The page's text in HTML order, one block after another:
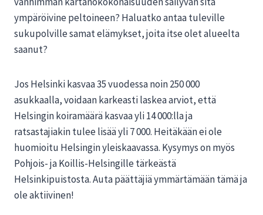
ympäröivine peltoineen? Haluatko antaa tuleville
sukupolville samat elämykset, joita itse olet alueelta
saanut?
Jos Helsinki kasvaa 35 vuodessa noin 250 000
asukkaalla, voidaan karkeasti laskea arviot, että
Helsingin koiramäärä kasvaa yli 14 000:lla ja
ratsastajiakin tulee lisää yli 7 000. Heitäkään ei ole
huomioitu Helsingin yleiskaavassa. Kysymys on myös
Pohjois- ja Koillis-Helsingille tärkeästä
Helsinkipuistosta. Auta päättäjiä ymmärtämään tämä ja
ole aktiivinen!